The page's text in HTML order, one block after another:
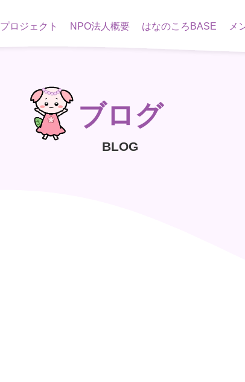
プロジェクト NPO法人概要 はなのころBASE メ
ブログ
BLOG